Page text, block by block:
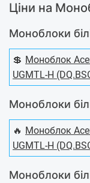
Ціни на
Моноблоки
💲 Моноблок
UGMTL-H
Моноблоки
🔥 Моноблок
UGMTL-H
Моноблоки